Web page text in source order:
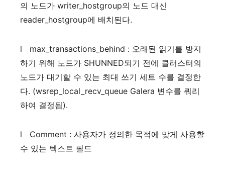
의 노드가 writer_hostgroup의 노드 대신
reader_hostgroup에 배치된다.
l max_transactions_behind : 오래된 읽기를 방지
하기 위해 노드가 SHUNNED되기 전에 클러스터의
노드가 대기할 수 있는 최대 쓰기 세트 수를 결정한
다. (wsrep_local_recv_queue Galera 변수를 쿼리
하여 결정됨).
l Comment : 사용자가 정의한 목적에 맞게 사용할
수 있는 텍스트 필드